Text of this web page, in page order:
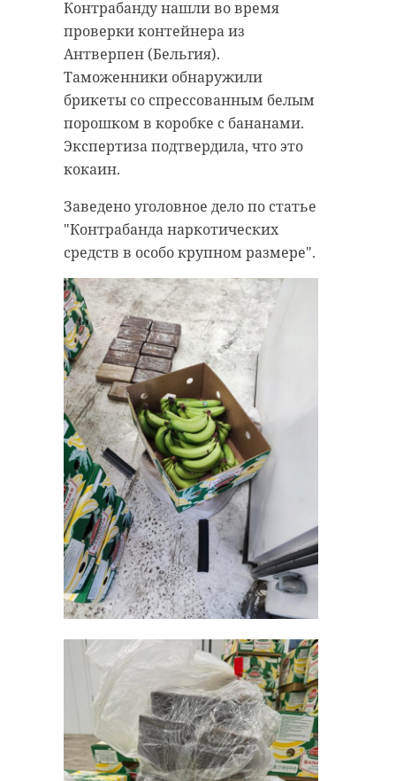
Контрабанду нашли во время
проверки контейнера из
Антверпен (Бельгия).
Таможенники обнаружили
брикеты со спрессованным белым
порошком в коробке с бананами.
Экспертиза подтвердила, что это
кокаин.
Заведено уголовное дело по статье
"Контрабанда наркотических
средств в особо крупном размере".